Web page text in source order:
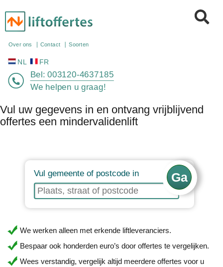
Over ons
NL FR
Bel: 003120-4637185
We helpen u graag!
Vul uw gegevens in en ontvang vrijblijvend
offertes een mindervalidenlift
Vul gemeente of postcode in
We werken alleen met erkende liftleveranciers.
Bespaar ook honderden euro’s door offertes te vergelijken.
Wees verstandig, vergelijk altijd meerdere offertes voor u